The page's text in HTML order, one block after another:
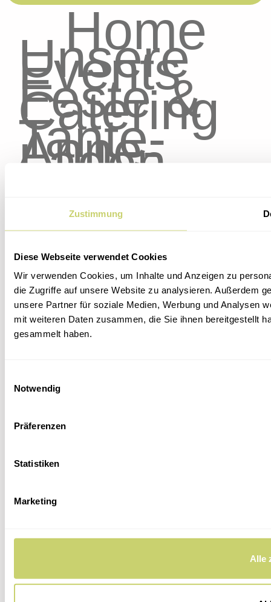
Zustimmung
Diese Webseite verwendet Cookies
Wir verwenden Cookies, um Inhalte und Anzeigen zu
die Zugriffe auf unsere Website zu analysieren. Außerdem
unsere Partner für soziale Medien, Werbung und Analysen
mit weiteren Daten zusammen, die Sie ihnen bereitgestellt
gesammelt haben.
Notwendig
Präferenzen
Statistiken
Marketing
Alle
Home
Unsere
Events
Feste &
Catering
Tante-
Anne-
Laden
Über uns
Cookie-